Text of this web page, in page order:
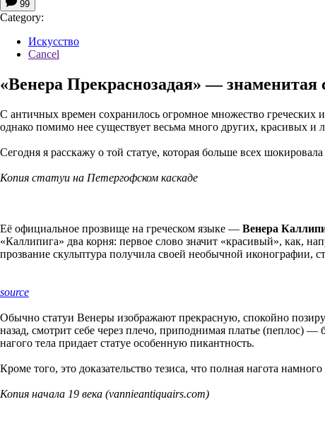
99
Category:
Искусство
Cancel
«Венера Прекраснозадая» — знаменитая
С античных времен сохранилось огромное множество
однако помимо нее существует весьма много других, красивых и
Сегодня я расскажу о той статуе, которая больше всех
Копия статуи на Петергофском каскаде
Её официальное прозвище на греческом языке — Венера
«Каллипига» два корня: первое слово значит «красивый», как,
прозвание скульптура получила своей необычной иконографии,
source
Обычно статуи Венеры изображают прекрасную, спокойно
назад, смотрит себе через плечо, приподнимая платье (пеплос)
нагого тела придает статуе особенную пикантность.
Кроме того, это доказательство тезиса, что полная нагота
Копия начала 19 века (vannieantiquairs.com)